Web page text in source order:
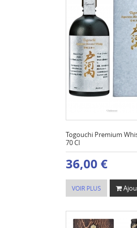
Togouchi Premium
70 Cl
36,00 €
VOIR PLUS